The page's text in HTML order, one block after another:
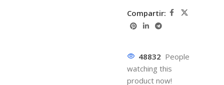
Compartir:
48832 People
watching this
product now!